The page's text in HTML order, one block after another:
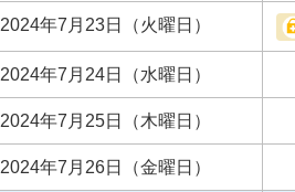
2024年7月23日（火曜日）
2024年7月24日（水曜日）
2024年7月25日（木曜日）
2024年7月26日（金曜日）